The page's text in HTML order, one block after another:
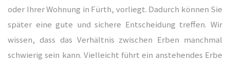
oder Ihrer Wohnung in Fürth, vorliegt. Dadurch können Sie
später eine gute und sichere Entscheidung treffen. Wir
wissen, dass das Verhältnis zwischen Erben manchmal
schwierig sein kann. Vielleicht führt ein anstehendes Erbe